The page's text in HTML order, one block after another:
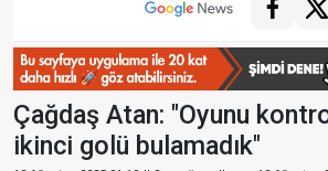
Çağdaş Atan: "Oyunu
ikinci golü bulamadık"